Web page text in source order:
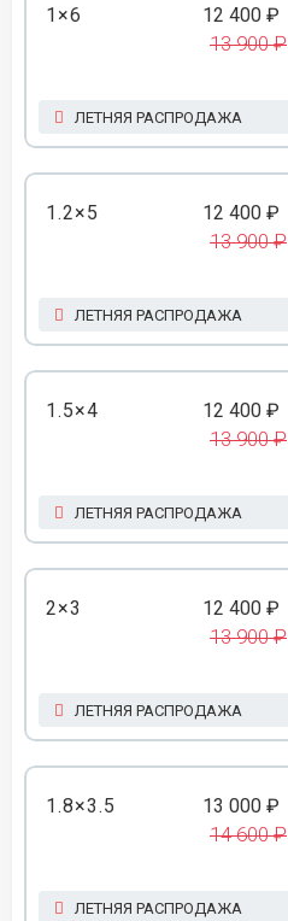
1×6 12 400 ₽
13 900 ₽
ЛЕТНЯЯ РАСПРОДАЖА
1.2×5 12 400 ₽
13 900 ₽
ЛЕТНЯЯ РАСПРОДАЖА
1.5×4 12 400 ₽
13 900 ₽
ЛЕТНЯЯ РАСПРОДАЖА
2×3 12 400 ₽
13 900 ₽
ЛЕТНЯЯ РАСПРОДАЖА
1.8×3.5 13 000 ₽
14 600 ₽
ЛЕТНЯЯ РАСПРОДАЖА